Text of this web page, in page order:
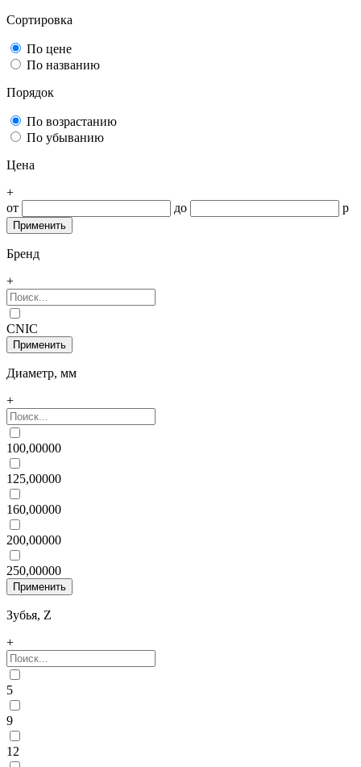
Сортировка
По цене
По названию
Порядок
По возрастанию
По убыванию
Цена
+
от
до р
Бренд
+
CNIC
Диаметр, мм
+
100,00000
125,00000
160,00000
200,00000
250,00000
Зубья, Z
+
5
9
12